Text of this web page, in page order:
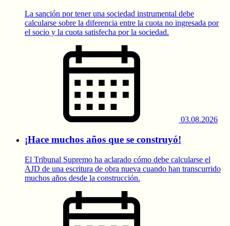
La sanción por tener una sociedad instrumental debe
calcularse sobre la diferencia entre la cuota no ingresada por
el socio y la cuota satisfecha por la sociedad.
03.08.2026
¡Hace muchos años que se construyó!
El Tribunal Supremo ha aclarado cómo debe calcularse el
AJD de una escritura de obra nueva cuando han transcurrido
muchos años desde la construcción.